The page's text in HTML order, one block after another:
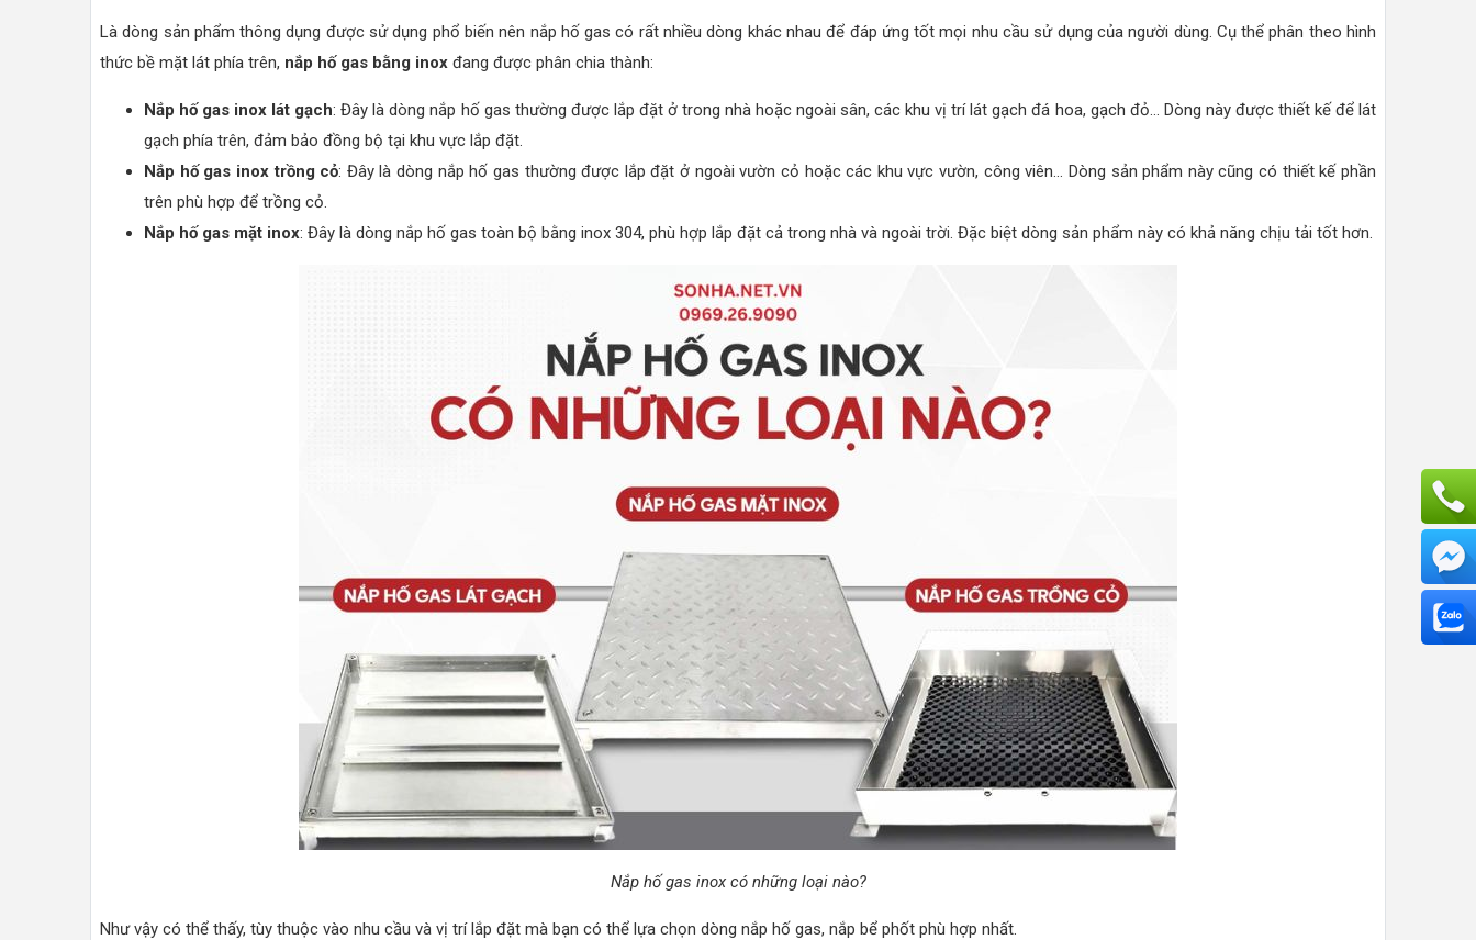
Là dòng sản phẩm thông dụng được sử dụng phổ biến nên nắp hố gas có rất nhiều dòng khác nhau để đáp ứng tốt mọi nhu cầu sử dụng của người dùng. Cụ thể phân theo hình
thức bề mặt lát phía trên, nắp hố gas bằng inox đang được phân chia thành:
Nắp hố gas inox lát gạch: Đây là dòng nắp hố gas thường được lắp đặt ở trong nhà hoặc ngoài sân, các khu vị trí lát gạch đá hoa, gạch đỏ… Dòng này được thiết kế để lát
gạch phía trên, đảm bảo đồng bộ tại khu vực lắp đặt.
Nắp hố gas inox trồng cỏ: Đây là dòng nắp hố gas thường được lắp đặt ở ngoài vườn cỏ hoặc các khu vực vườn, công viên… Dòng sản phẩm này cũng có thiết kế phần
trên phù hợp để trồng cỏ.
Nắp hố gas mặt inox: Đây là dòng nắp hố gas toàn bộ bằng inox 304, phù hợp lắp đặt cả trong nhà và ngoài trời. Đặc biệt dòng sản phẩm này có khả năng chịu tải tốt hơn.
Nắp hố gas inox có những loại nào?
Như vậy có thể thấy, tùy thuộc vào nhu cầu và vị trí lắp đặt mà bạn có thể lựa chọn dòng nắp hố gas, nắp bể phốt phù hợp nhất.